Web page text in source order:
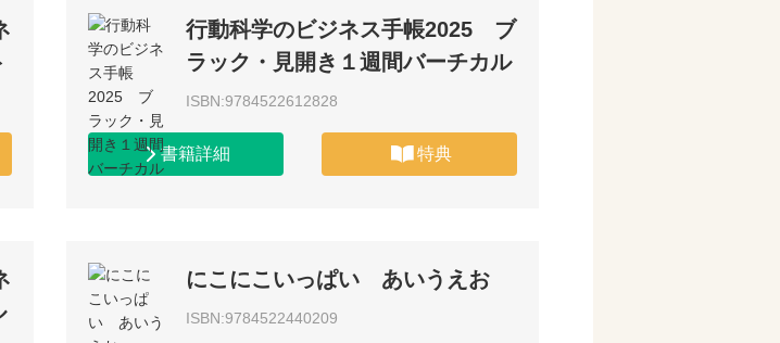
行動科学のビジネス手帳2025 ブ
ラック・見開き１週間バーチカル
ISBN:9784522612828
書籍詳細 特典
にこにこいっぱい あいうえお
ISBN:9784522440209